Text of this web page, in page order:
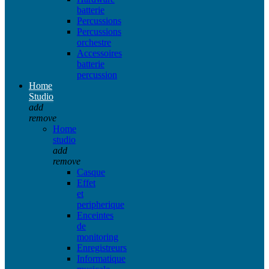
batterie
Percussions
Percussions
orchestre
Accessoires
batterie
percussion
Home
Studio
add
remove
Home
studio
add
remove
Casque
Effet
et
peripherique
Enceintes
de
monitoring
Enregistreurs
Informatique